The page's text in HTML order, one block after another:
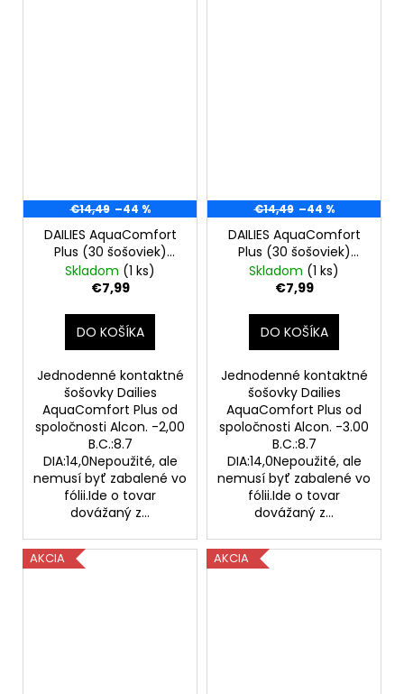
€14,49 –44 %
DAILIES AquaComfort
Plus (30 šošoviek)
-2,00
Skladom (1 ks)
€7,99
DO KOŠÍKA
Jednodenné kontaktné
šošovky Dailies
AquaComfort Plus od
spoločnosti Alcon. -2,00
B.C.:8.7
DIA:14,0Nepoužité, ale
nemusí byť zabalené vo
fólii.Ide o tovar
dovážaný z...
€14,49 –44 %
DAILIES AquaComfort
Plus (30 šošoviek)
-3.00
Skladom (1 ks)
€7,99
DO KOŠÍKA
Jednodenné kontaktné
šošovky Dailies
AquaComfort Plus od
spoločnosti Alcon. -3.00
B.C.:8.7
DIA:14,0Nepoužité, ale
nemusí byť zabalené vo
fólii.Ide o tovar
dovážaný z...
AKCIA AKCIA